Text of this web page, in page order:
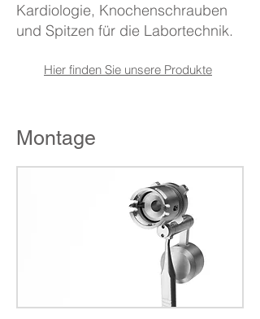
Kardiologie, Knochenschrauben
und Spitzen für die Labortechnik.
Hier finden Sie unsere Produkte
Montage